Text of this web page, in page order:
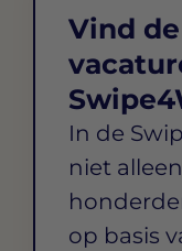
Vind
In de
niet
op basis